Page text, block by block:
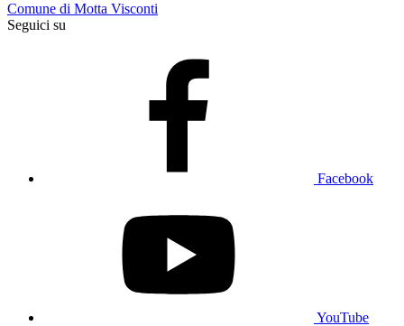
Comune di Motta Visconti
Seguici su
Facebook
YouTube